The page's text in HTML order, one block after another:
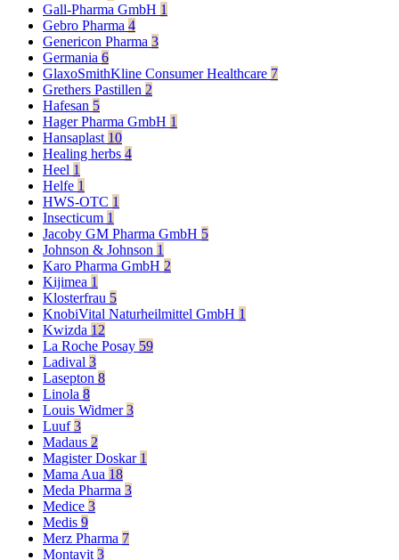
Gall-Pharma GmbH 1
Gebro Pharma 4
Genericon Pharma 3
Germania 6
GlaxoSmithKline Consumer Healthcare 7
Grethers Pastillen 2
Hafesan 5
Hager Pharma GmbH 1
Hansaplast 10
Healing herbs 4
Heel 1
Helfe 1
HWS-OTC 1
Insecticum 1
Jacoby GM Pharma GmbH 5
Johnson & Johnson 1
Karo Pharma GmbH 2
Kijimea 1
Klosterfrau 5
KnobiVital Naturheilmittel GmbH 1
Kwizda 12
La Roche Posay 59
Ladival 3
Lasepton 8
Linola 8
Louis Widmer3
Luuf3
Madaus 2
Magister Doskar 1
Mama Aua 18
Meda Pharma 3
Medice 3
Medis 9
Merz Pharma 7
Montavit 3